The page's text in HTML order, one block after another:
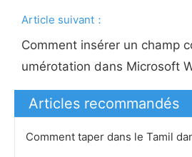
Article suivant：
Comment insérer un champ
umérotation dans Microsoft
Articles recommandés
Comment taper dans le Tamil